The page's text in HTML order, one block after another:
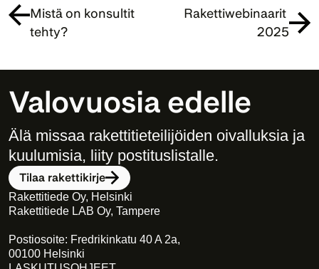
Mistä on konsultit
tehty?
Rakettiwebinaarit
2025
Valovuosia edelle
Älä missaa rakettitieteilijöiden oivalluksia ja
kuulumisia, liity postituslistalle.
Tilaa rakettikirje
Rakettitiede Oy, Helsinki
Rakettitiede LAB Oy, Tampere
Postiosoite: Fredrikinkatu 40 A 2a,
00100 Helsinki